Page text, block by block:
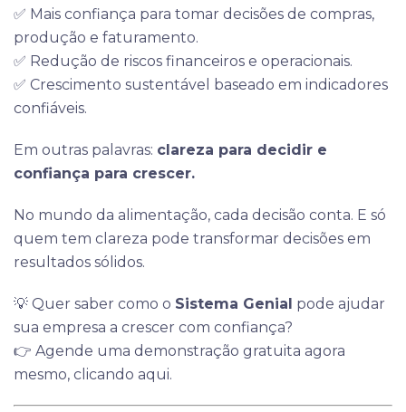
✅ Mais confiança para tomar decisões de compras,
produção e faturamento.
✅ Redução de riscos financeiros e operacionais.
✅ Crescimento sustentável baseado em indicadores
confiáveis.
Em outras palavras: clareza para decidir e
confiança para crescer.
No mundo da alimentação, cada decisão conta. E só
quem tem clareza pode transformar decisões em
resultados sólidos.
💡 Quer saber como o Sistema Genial pode ajudar
sua empresa a crescer com confiança?
👉 Agende uma demonstração gratuita agora
mesmo, clicando aqui.